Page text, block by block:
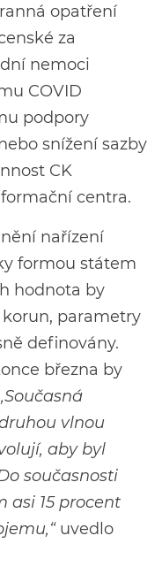
opatření
za
nemoci
COVID
podpory
snížení sazby
CK
centra.
nařízení
formou státem
hodnota by
parametry
definovány.
března by
vlnou
aby byl
současnosti
asi 15 procent
uvedlo